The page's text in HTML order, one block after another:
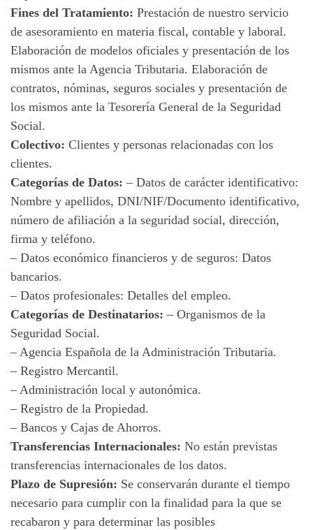
Fines del Tratamiento: Prestación de nuestro servicio
de asesoramiento en materia fiscal, contable y laboral.
Elaboración de modelos oficiales y presentación de los
mismos ante la Agencia Tributaria. Elaboración de
contratos, nóminas, seguros sociales y presentación de
los mismos ante la Tesorería General de la Seguridad
Social.
Colectivo: Clientes y personas relacionadas con los
clientes.
Categorías de Datos: – Datos de carácter identificativo:
Nombre y apellidos, DNI/NIF/Documento identificativo,
número de afiliación a la seguridad social, dirección,
firma y teléfono.
– Datos económico financieros y de seguros: Datos
bancarios.
– Datos profesionales: Detalles del empleo.
Categorías de Destinatarios: – Organismos de la
Seguridad Social.
– Agencia Española de la Administración Tributaria.
– Registro Mercantil.
– Administración local y autonómica.
– Registro de la Propiedad.
– Bancos y Cajas de Ahorros.
Transferencias Internacionales: No están previstas
transferencias internacionales de los datos.
Plazo de Supresión: Se conservarán durante el tiempo
necesario para cumplir con la finalidad para la que se
recabaron y para determinar las posibles